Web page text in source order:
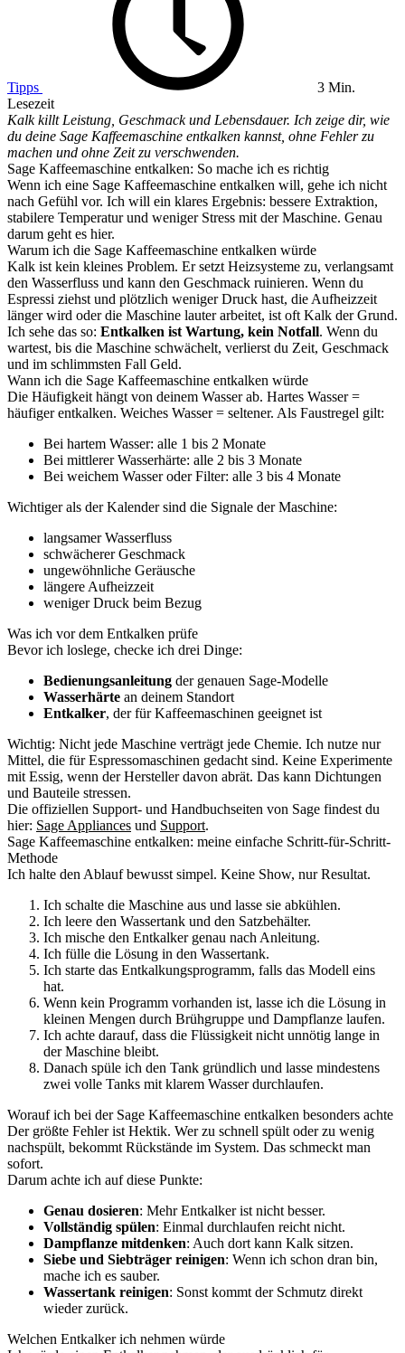
Tipps
3 Min.
Lesezeit
Kalk killt Leistung, Geschmack und Lebensdauer. Ich zeige dir, wie
du deine Sage Kaffeemaschine entkalken kannst, ohne Fehler zu
machen und ohne Zeit zu verschwenden.
Sage Kaffeemaschine entkalken: So mache ich es richtig
Wenn ich eine Sage Kaffeemaschine entkalken will, gehe ich nicht
nach Gefühl vor. Ich will ein klares Ergebnis: bessere Extraktion,
stabilere Temperatur und weniger Stress mit der Maschine. Genau
darum geht es hier.
Warum ich die Sage Kaffeemaschine entkalken würde
Kalk ist kein kleines Problem. Er setzt Heizsysteme zu, verlangsamt
den Wasserfluss und kann den Geschmack ruinieren. Wenn du
Espressi ziehst und plötzlich weniger Druck hast, die Aufheizzeit
länger wird oder die Maschine lauter arbeitet, ist oft Kalk der Grund.
Ich sehe das so: Entkalken ist Wartung, kein Notfall. Wenn du
wartest, bis die Maschine schwächelt, verlierst du Zeit, Geschmack
und im schlimmsten Fall Geld.
Wann ich die Sage Kaffeemaschine entkalken würde
Die Häufigkeit hängt von deinem Wasser ab. Hartes Wasser =
häufiger entkalken. Weiches Wasser = seltener. Als Faustregel gilt:
Bei hartem Wasser: alle 1 bis 2 Monate
Bei mittlerer Wasserhärte: alle 2 bis 3 Monate
Bei weichem Wasser oder Filter: alle 3 bis 4 Monate
Wichtiger als der Kalender sind die Signale der Maschine:
langsamer Wasserfluss
schwächerer Geschmack
ungewöhnliche Geräusche
längere Aufheizzeit
weniger Druck beim Bezug
Was ich vor dem Entkalken prüfe
Bevor ich loslege, checke ich drei Dinge:
Bedienungsanleitung der genauen Sage-Modelle
Wasserhärte an deinem Standort
Entkalker, der für Kaffeemaschinen geeignet ist
Wichtig: Nicht jede Maschine verträgt jede Chemie. Ich nutze nur
Mittel, die für Espressomaschinen gedacht sind. Keine Experimente
mit Essig, wenn der Hersteller davon abrät. Das kann Dichtungen
und Bauteile stressen.
Die offiziellen Support- und Handbuchseiten von Sage findest du
hier: Sage Appliances und Support.
Sage Kaffeemaschine entkalken: meine einfache Schritt-für-Schritt-
Methode
Ich halte den Ablauf bewusst simpel. Keine Show, nur Resultat.
Ich schalte die Maschine aus und lasse sie abkühlen.
Ich leere den Wassertank und den Satzbehälter.
Ich mische den Entkalker genau nach Anleitung.
Ich fülle die Lösung in den Wassertank.
Ich starte das Entkalkungsprogramm, falls das Modell eins
hat.
Wenn kein Programm vorhanden ist, lasse ich die Lösung in
kleinen Mengen durch Brühgruppe und Dampflanze laufen.
Ich achte darauf, dass die Flüssigkeit nicht unnötig lange in
der Maschine bleibt.
Danach spüle ich den Tank gründlich und lasse mindestens
zwei volle Tanks mit klarem Wasser durchlaufen.
Worauf ich bei der Sage Kaffeemaschine entkalken besonders achte
Der größte Fehler ist Hektik. Wer zu schnell spült oder zu wenig
nachspült, bekommt Rückstände im System. Das schmeckt man
sofort.
Darum achte ich auf diese Punkte:
Genau dosieren: Mehr Entkalker ist nicht besser.
Vollständig spülen: Einmal durchlaufen reicht nicht.
Dampflanze mitdenken: Auch dort kann Kalk sitzen.
Siebe und Siebträger reinigen: Wenn ich schon dran bin,
mache ich es sauber.
Wassertank reinigen: Sonst kommt der Schmutz direkt
wieder zurück.
Welchen Entkalker ich nehmen würde